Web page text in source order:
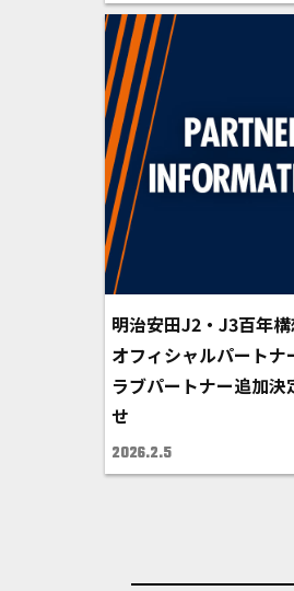
明治安田J2・J3百年
オフィシャルパートナ
ラブパートナー追加決
せ
2026.2.5